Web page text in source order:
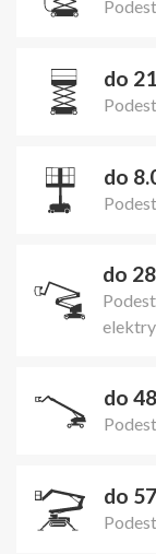
do
do
do
do
do